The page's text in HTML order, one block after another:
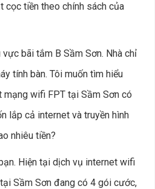
cọc tiền theo chính sách của
vực bãi tắm B Sầm Sơn. Nhà chỉ
tính bàn. Tôi muốn tìm hiểu
wifi FPT tại Sầm Sơn có
lắp cả internet và truyền hình
nhiêu tiền?
Hiện tại dịch vụ internet wifi
Sầm Sơn đang có 4 gói cước,